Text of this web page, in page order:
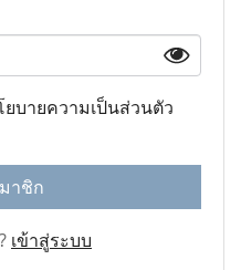
ยบายความเป็นส่วนตัว
าชิก
เข้าสู่ระบบ